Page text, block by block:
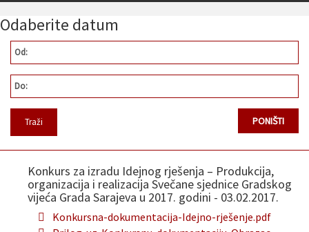
Odaberite datum
Od:
Do:
Konkurs za izradu Idejnog rješenja – Produkcija,
organizacija i realizacija Svečane sjednice Gradskog
vijeća Grada Sarajeva u 2017. godini - 03.02.2017.
Konkursna-dokumentacija-Idejno-rješenje.pdf